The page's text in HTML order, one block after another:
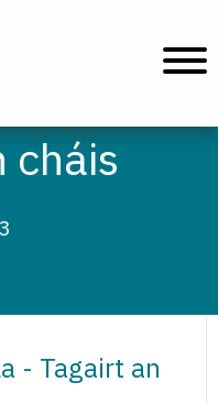
cháis
- Tagairt an